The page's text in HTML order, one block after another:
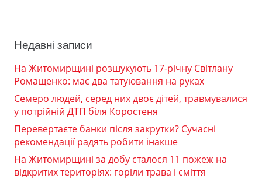
Недавні записи
На Житомирщині розшукують 17-річну Світлану
Ромащенко: має два татуювання на руках
Семеро людей, серед них двоє дітей, травмувалися
у потрійній ДТП біля Коростеня
Перевертаєте банки після закрутки? Сучасні
рекомендації радять робити інакше
На Житомирщині за добу сталося 11 пожеж на
відкритих територіях: горіли трава і сміття